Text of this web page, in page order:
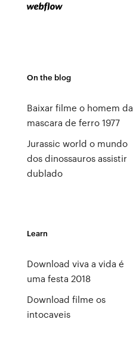
On the blog
Baixar filme o homem da
mascara de ferro 1977
Jurassic world o mundo
dos dinossauros assistir
dublado
Learn
Download viva a vida é
uma festa 2018
Download filme os
intocaveis